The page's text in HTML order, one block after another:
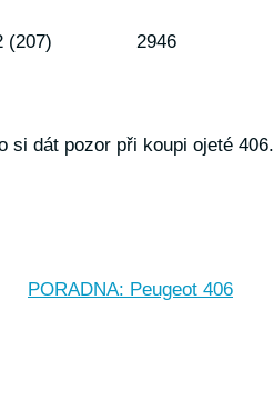
(207) 2946
si dát pozor při koupi ojeté 406.
PORADNA: Peugeot 406